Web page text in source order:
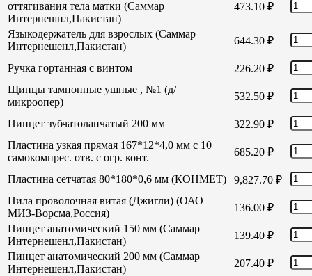
оттягивания тела матки (Саммар
Интернешнл,Пакистан)
473.10 ₽
Языкодержатель для взрослых (Саммар
Интернешенл,Пакистан)
644.30 ₽
Ручка гортанная с винтом 226.20 ₽
Щипцы тампонные ушные , №1 (д/
микроопер)
532.50 ₽
Пинцет зубчатолапчатый 200 мм 322.90 ₽
Пластина узкая прямая 167*12*4,0 мм с 10
самокомпрес. отв. с огр. конт.
685.20 ₽
Пластина сетчатая 80*180*0,6 мм (КОНМЕТ) 9,827.70 ₽
Пила проволочная витая (Джигли) (ОАО
МИЗ-Ворсма,Россия)
136.00 ₽
Пинцет анатомический 150 мм (Саммар
Интернешенл,Пакистан)
139.40 ₽
Пинцет анатомический 200 мм (Саммар
Интернешенл,Пакистан)
207.40 ₽